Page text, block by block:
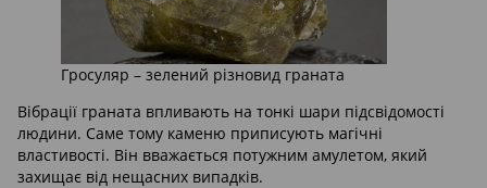
Гросуляр – зелений різновид граната
Вібрації граната впливають на тонкі шари підсвідомості
людини. Саме тому каменю приписують магічні
властивості. Він вважається потужним амулетом, який
захищає від нещасних випадків.